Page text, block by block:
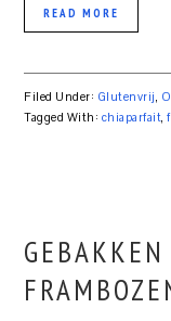
READ MORE
Filed Under: Glutenvrij,
Tagged With: chiaparfait,